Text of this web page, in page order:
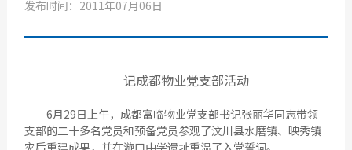
发布时间：2011年07月06日
——记成都物业党支部活动
6月29日上午，成都富临物业党支部书记张丽华同志带领
支部的二十多名党员和预备党员参观了汶川县水磨镇、映秀镇
灾后重建成果，并在漩口中学遗址重温了入党誓词。